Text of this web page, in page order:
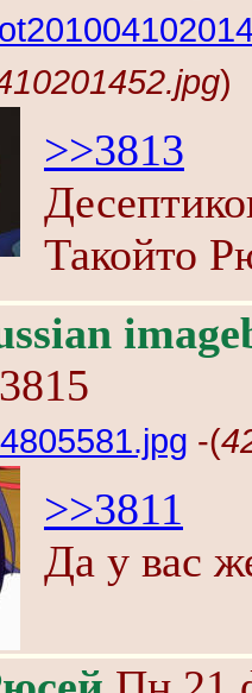
)
>>3813
Такойто
-(
>>3811
Да у вас